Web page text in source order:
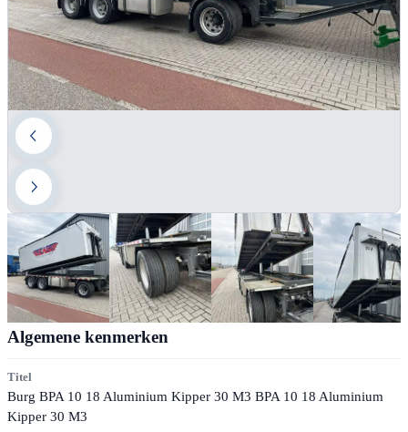
Algemene kenmerken
Titel
Burg BPA 10 18 Aluminium Kipper 30 M3 BPA 10 18 Aluminium
Kipper 30 M3